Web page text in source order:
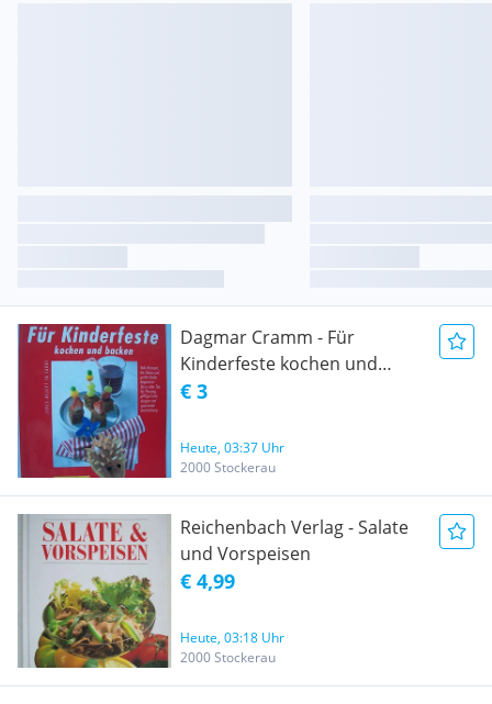
Dagmar Cramm - Für
Kinderfeste kochen und
backen
€ 3
Heute, 03:37 Uhr
2000 Stockerau
Reichenbach Verlag - Salate
und Vorspeisen
€ 4,99
Heute, 03:18 Uhr
2000 Stockerau